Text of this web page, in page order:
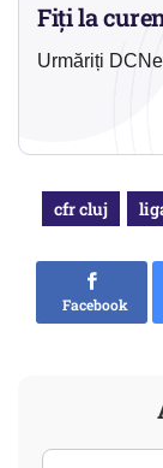
Fiți la
Urmăriți
cfr cluj
Facebook